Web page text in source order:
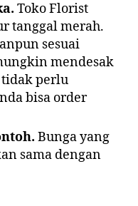
Toko Florist
tanggal merah.
sesuai
mendesak
perlu
bisa order
Bunga yang
sama dengan